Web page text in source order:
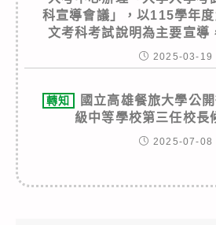
科宣導會議」，以115學年
文考科考試說明為主要宣導
2025-03-19
轉知
國立高雄餐旅大學公
級中等學校第三任校長
2025-07-08